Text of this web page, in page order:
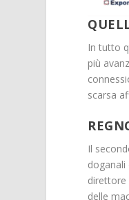
In tutto
più
scarsa
Il
direttore
delle